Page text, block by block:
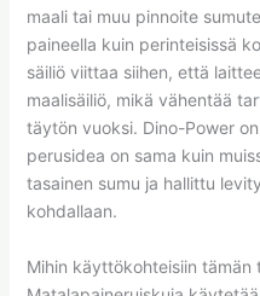
maali tai muu pinnoite
paineella kuin perinteisissä
säiliö viittaa siihen, että
maalisäiliö, mikä vähentää
täytön vuoksi. Dino-Power
perusidea on sama kuin
tasainen sumu ja hallittu
kohdallaan.
Mihin käyttökohteisiin tämän